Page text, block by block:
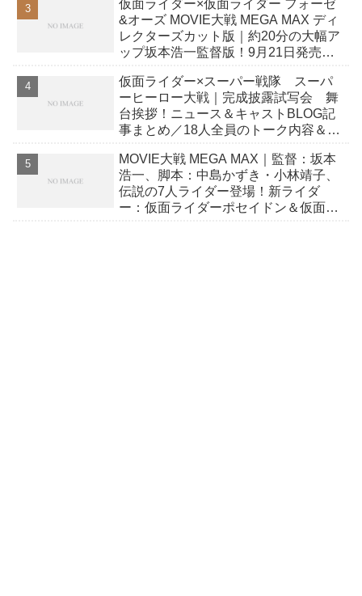
仮面ライダー×仮面ライダー フォーゼ
&オーズ MOVIE大戦 MEGA MAX ディ
レクターズカット版｜約20分の大幅ア
ップ坂本浩一監督版！9月21日発売／
仮面ライダー×スーパー戦隊 スーパ
ーヒーロー大戦｜完成披露試写会 舞
台挨拶！ニュース＆キャストBLOG記
事まとめ／18人全員のトーク内容＆写
MOVIE大戦 MEGA MAX｜監督：坂本
浩一、脚本：中島かずき・小林靖子、
伝説の7人ライダー登場！新ライダ
ー：仮面ライダーポセイドン＆仮面ラ